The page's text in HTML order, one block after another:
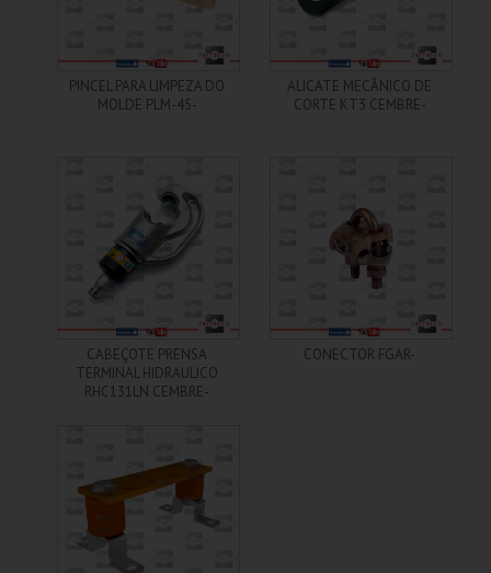
PINCEL PARA LIMPEZA DO
MOLDE PLM-45-
ALICATE MECÂNICO DE
CORTE KT3 CEMBRE-
+ Informações
CABEÇOTE PRENSA
TERMINAL HIDRAULICO
RHC131LN CEMBRE-
CONECTOR FGAR-
+ Informações